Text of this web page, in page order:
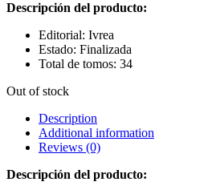
Descripción del producto:
Editorial: Ivrea
Estado: Finalizada
Total de tomos: 34
Out of stock
Description
Additional information
Reviews (0)
Descripción del producto: